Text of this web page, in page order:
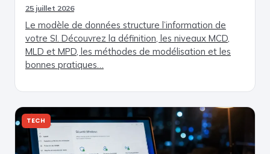
25 juillet 2026
Le modèle de données structure l’information de
votre SI. Découvrez la définition, les niveaux MCD,
MLD et MPD, les méthodes de modélisation et les
bonnes pratiques…
TECH